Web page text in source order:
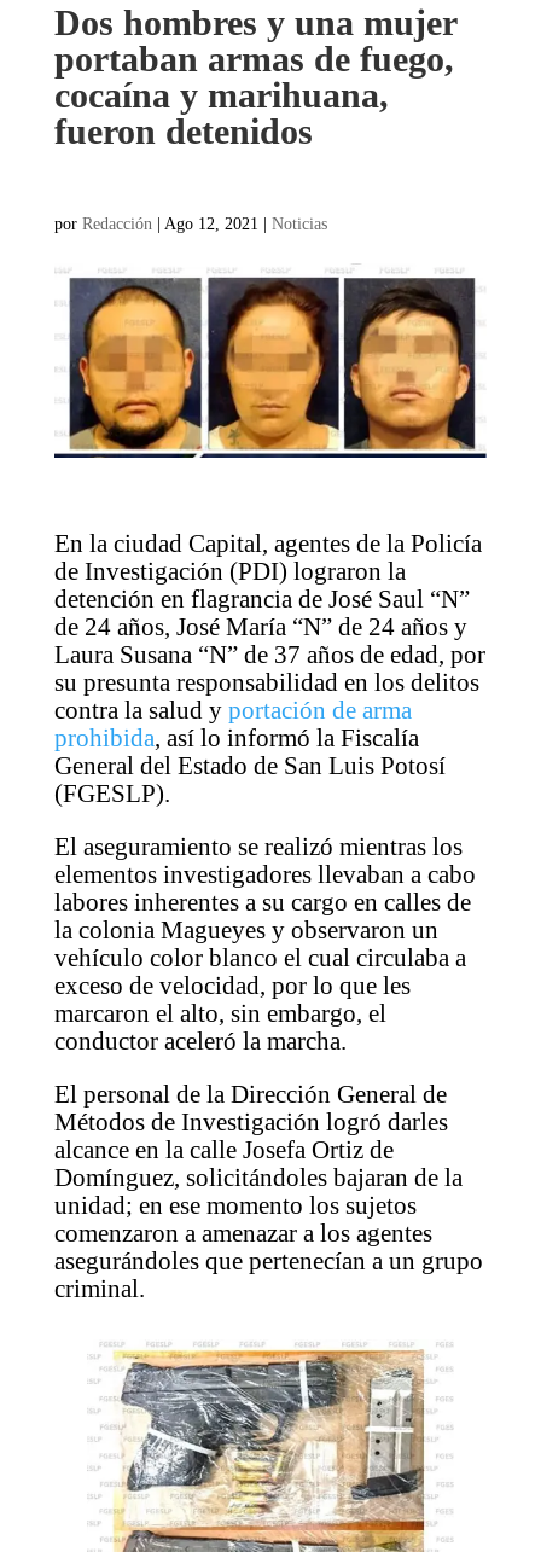
Dos hombres y una mujer
portaban armas de fuego,
cocaína y marihuana,
fueron detenidos
por Redacción | Ago 12, 2021 | Noticias
En la ciudad Capital, agentes de la Policía
de Investigación (PDI) lograron la
detención en flagrancia de José Saul “N”
de 24 años, José María “N” de 24 años y
Laura Susana “N” de 37 años de edad, por
su presunta responsabilidad en los delitos
contra la salud y portación de arma
prohibida, así lo informó la Fiscalía
General del Estado de San Luis Potosí
(FGESLP).
El aseguramiento se realizó mientras los
elementos investigadores llevaban a cabo
labores inherentes a su cargo en calles de
la colonia Magueyes y observaron un
vehículo color blanco el cual circulaba a
exceso de velocidad, por lo que les
marcaron el alto, sin embargo, el
conductor aceleró la marcha.
El personal de la Dirección General de
Métodos de Investigación logró darles
alcance en la calle Josefa Ortiz de
Domínguez, solicitándoles bajaran de la
unidad; en ese momento los sujetos
comenzaron a amenazar a los agentes
asegurándoles que pertenecían a un grupo
criminal.